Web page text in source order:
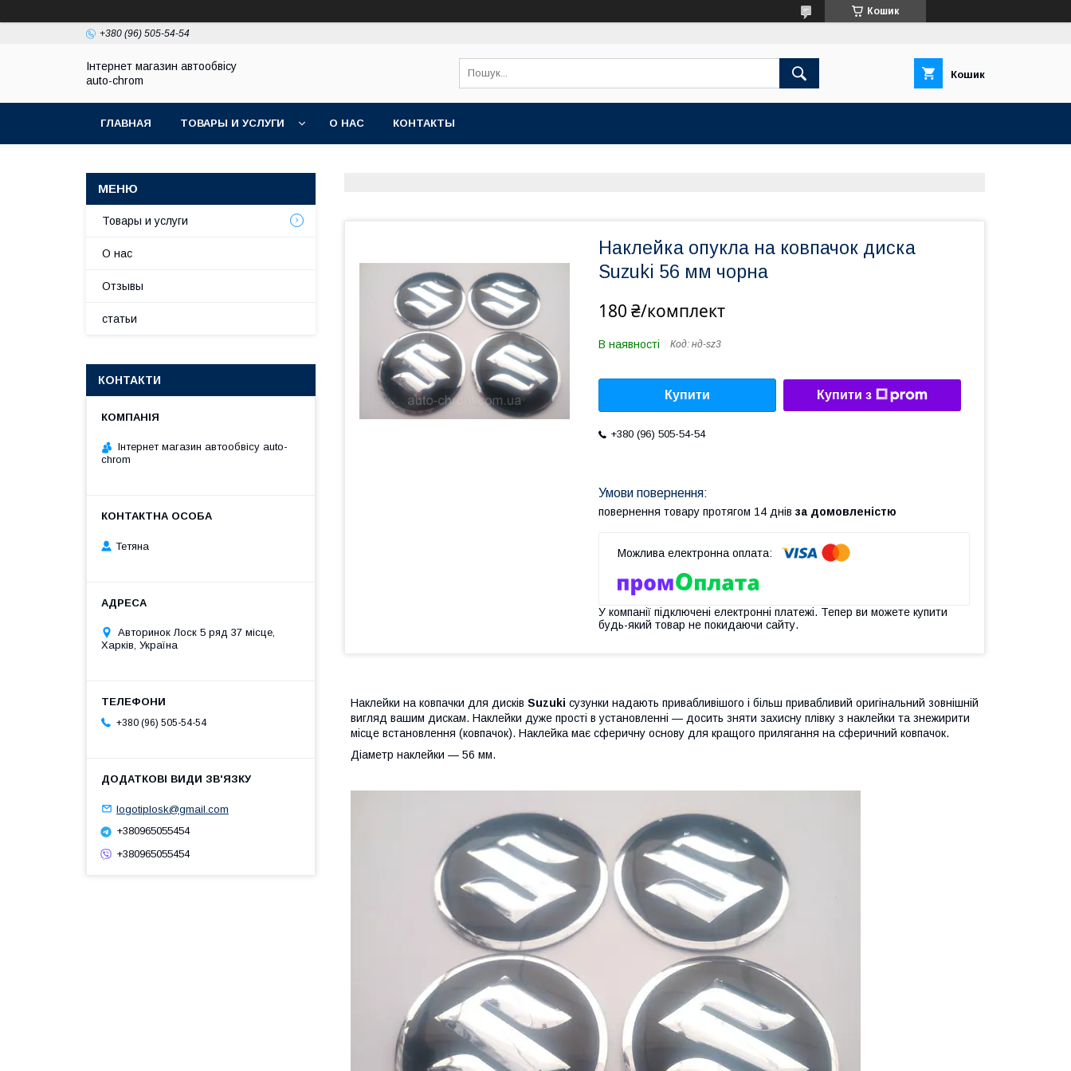
Кошик
+380 (96) 505-54-54
Інтернет магазин автообвісу
auto-chrom
Кошик
ГЛАВНАЯ ТОВАРЫ И УСЛУГИ О НАС КОНТАКТЫ
Наклейка опукла на ковпачок диска
Suzuki 56 мм чорна
180 ₴/комплект
В наявності Код: нд-sz3
Купити Купити з
+380 (96) 505-54-54
повернення товару протягом 14 днів за домовленістю
У компанії підключені електронні платежі. Тепер ви можете купити
будь-який товар не покидаючи сайту.
Наклейки на ковпачки для дисків Suzuki сузунки надають привабливішого і більш привабливий оригінальний зовнішній
вигляд вашим дискам. Наклейки дуже прості в установленні — досить зняти захисну плівку з наклейки та знежирити
місце встановлення (ковпачок). Наклейка має сферичну основу для кращого прилягання на сферичний ковпачок.
Діаметр наклейки — 56 мм.
Товары и услуги
О нас
Отзывы
статьи
КОНТАКТИ
Інтернет магазин автообвісу auto-
chrom
Тетяна
Авторинок Лоск 5 ряд 37 місце,
Харків, Україна
+380 (96) 505-54-54
logotiplosk@gmail.com
+380965055454
+380965055454